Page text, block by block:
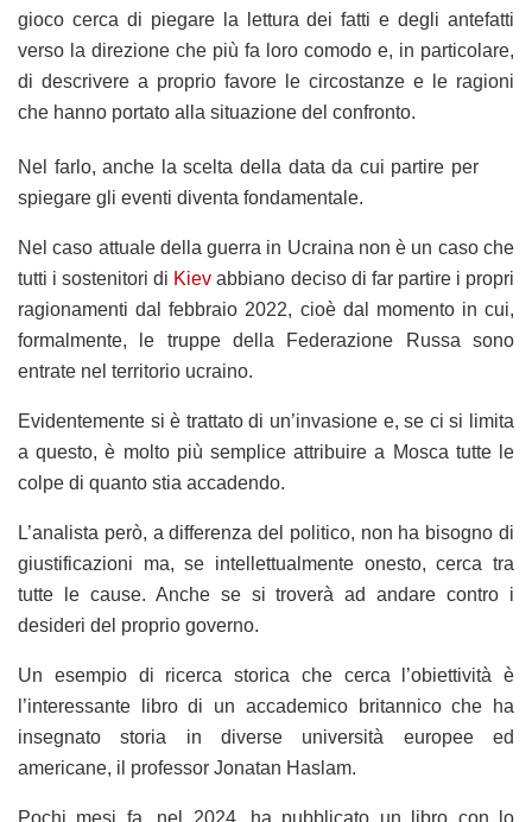
gioco cerca di piegare la lettura dei fatti e degli antefatti
verso la direzione che più fa loro comodo e, in particolare,
di descrivere a proprio favore le circostanze e le ragioni
che hanno portato alla situazione del confronto.
Nel farlo, anche la scelta della data da cui partire per
spiegare gli eventi diventa fondamentale.
Nel caso attuale della guerra in Ucraina non è un caso che
tutti i sostenitori di Kiev abbiano deciso di far partire i propri
ragionamenti dal febbraio 2022, cioè dal momento in cui,
formalmente, le truppe della Federazione Russa sono
entrate nel territorio ucraino.
Evidentemente si è trattato di un’invasione e, se ci si limita
a questo, è molto più semplice attribuire a Mosca tutte le
colpe di quanto stia accadendo.
L’analista però, a differenza del politico, non ha bisogno di
giustificazioni ma, se intellettualmente onesto, cerca tra
tutte le cause. Anche se si troverà ad andare contro i
desideri del proprio governo.
Un esempio di ricerca storica che cerca l’obiettività è
l’interessante libro di un accademico britannico che ha
insegnato storia in diverse università europee ed
americane, il professor Jonatan Haslam.
Pochi mesi fa, nel 2024, ha pubblicato un libro con lo